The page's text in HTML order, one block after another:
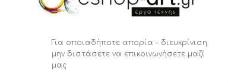
Για οποιαδήποτε απορία – διευκρίνιση
μην διστάσετε να επικοινωνήσετε μαζί
μας